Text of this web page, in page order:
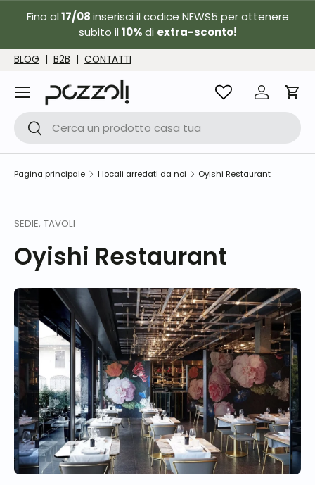
Passa ai contenuti
Fino al17/08inserisci il codice NEWS5 per ottenere
subito il 10%di extra-sconto!
BLOG | B2B | CONTATTI
Cerca
Cerca
Accedi
Menu
Pagina principale I locali arredati da noi Oyishi Restaurant
SEDIE, TAVOLI
Oyishi Restaurant